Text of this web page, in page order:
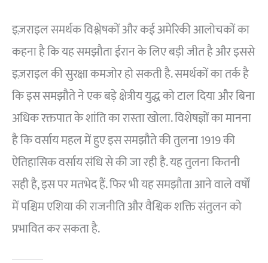
इज़राइल समर्थक विश्लेषकों और कई अमेरिकी आलोचकों का
कहना है कि यह समझौता ईरान के लिए बड़ी जीत है और इससे
इज़राइल की सुरक्षा कमजोर हो सकती है. समर्थकों का तर्क है
कि इस समझौते ने एक बड़े क्षेत्रीय युद्ध को टाल दिया और बिना
अधिक रक्तपात के शांति का रास्ता खोला. विशेषज्ञों का मानना
है कि वर्साय महल में हुए इस समझौते की तुलना 1919 की
ऐतिहासिक वर्साय संधि से की जा रही है. यह तुलना कितनी
सही है, इस पर मतभेद हैं. फिर भी यह समझौता आने वाले वर्षों
में पश्चिम एशिया की राजनीति और वैश्विक शक्ति संतुलन को
प्रभावित कर सकता है.